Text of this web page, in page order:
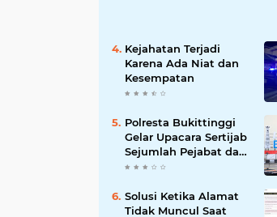
Kejahatan Terjadi
Karena Ada Niat dan
Kesempatan
Polresta Bukittinggi
Gelar Upacara Sertijab
Sejumlah Pejabat dan
laporan Kenaikan
Solusi Ketika Alamat
Tidak Muncul Saat